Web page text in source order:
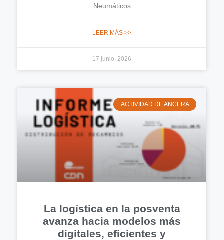
Neumáticos
LEER MÁS >>
17 junio, 2026
ACTIVIDAD DE ANCERA
La logística en la posventa
avanza hacia modelos más
digitales, eficientes y